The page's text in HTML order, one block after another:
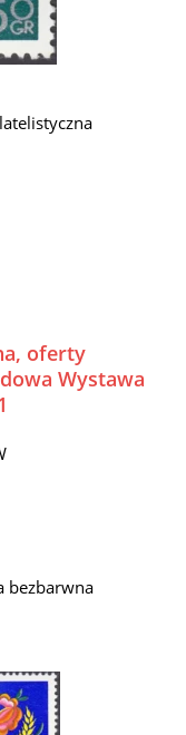
oferty
Wystawa
bezbarwna